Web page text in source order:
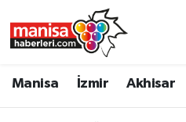
Manisa İzmir Akhisar
Manisa Nöbetçi Eczaneler